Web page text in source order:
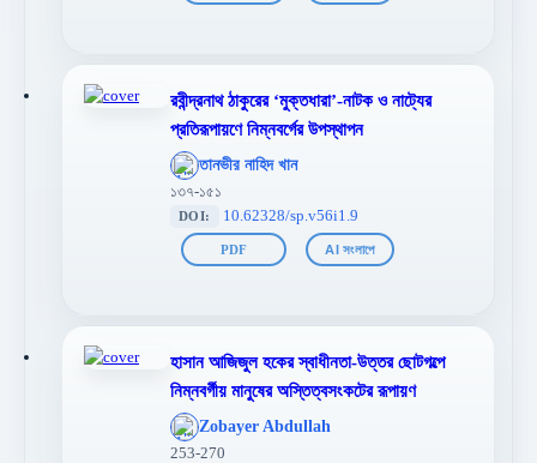
রবীন্দ্রনাথ ঠাকুরের ‘মুক্তধারা’-নাটক ও নাট্যের
প্রতিরূপায়ণে নিম্নবর্গের উপস্থাপন
';
};">
তানভীর নাহিদ খান
১৩৭-১৫১
DOI: 10.62328/sp.v56i1.9
PDF AI সংলাপে
হাসান আজিজুল হকের স্বাধীনতা-উত্তর ছোটগল্পে
নিম্নবর্গীয় মানুষের অস্তিত্বসংকটের রূপায়ণ
';
};">
Zobayer Abdullah
253-270